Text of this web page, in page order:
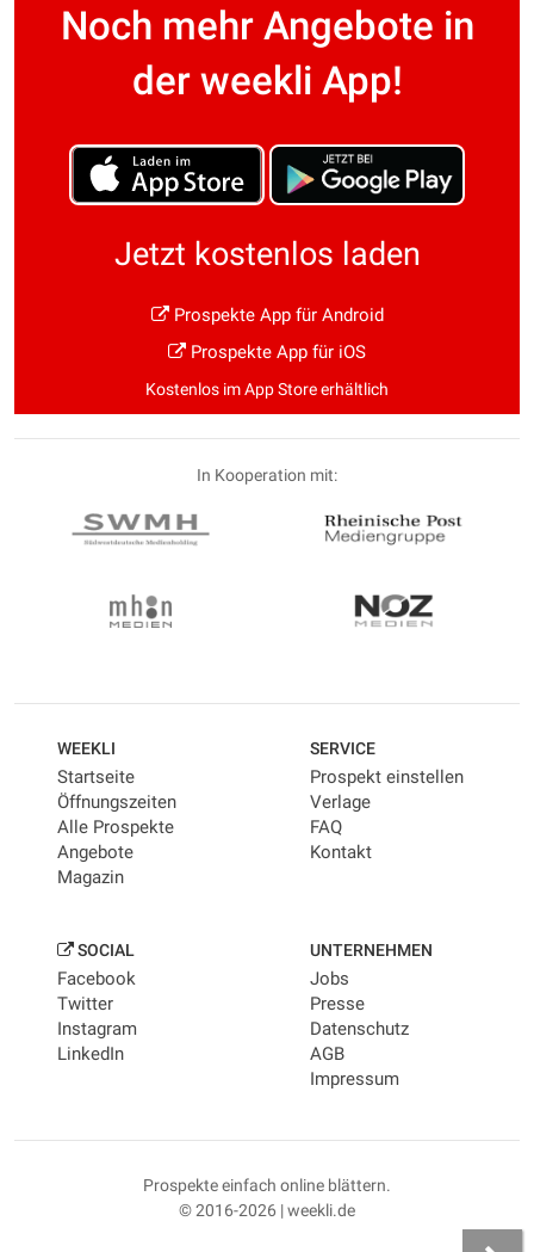
Noch mehr Angebote in
der weekli App!
Jetzt kostenlos laden
Prospekte App für Android
Prospekte App für iOS
Kostenlos im App Store erhältlich
In Kooperation mit:
WEEKLI
Startseite
Öffnungszeiten
Alle Prospekte
Angebote
Magazin
SERVICE
Prospekt einstellen
Verlage
FAQ
Kontakt
SOCIAL
Facebook
Twitter
Instagram
LinkedIn
UNTERNEHMEN
Jobs
Presse
Datenschutz
AGB
Impressum
Prospekte einfach online blättern.
© 2016-2026 | weekli.de